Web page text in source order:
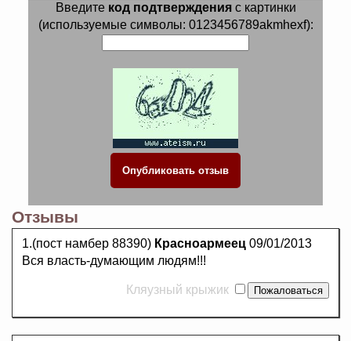
Введите код подтвержденияс картинки
(используемые символы: 0123456789akmhexf):
Отзывы
1.(пост намбер 88390) Красноармеец 09/01/2013
Вся власть-думающим людям!!!
Кляузный крыжик